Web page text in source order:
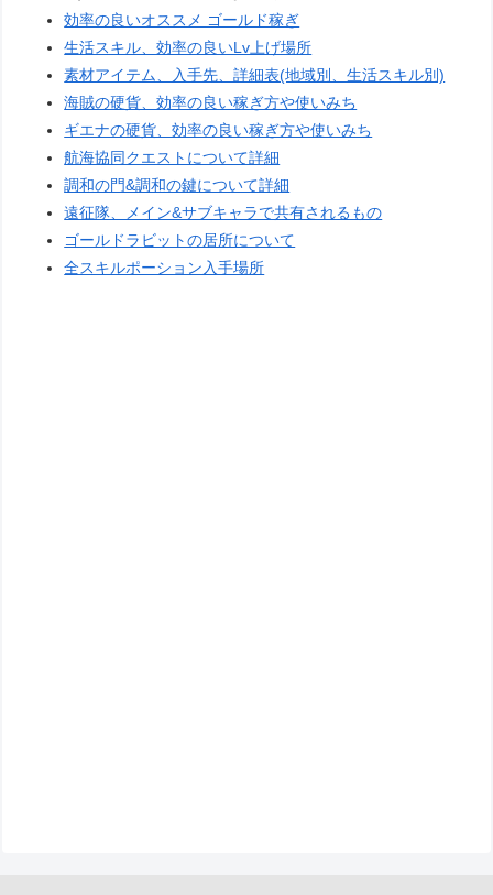
効率の良いオススメ ゴールド稼ぎ
生活スキル、効率の良いLv上げ場所
素材アイテム、入手先、詳細表(地域別、生活スキル別)
海賊の硬貨、効率の良い稼ぎ方や使いみち
ギエナの硬貨、効率の良い稼ぎ方や使いみち
航海協同クエストについて詳細
調和の門&調和の鍵について詳細
遠征隊、メイン&サブキャラで共有されるもの
ゴールドラビットの居所について
全スキルポーション入手場所